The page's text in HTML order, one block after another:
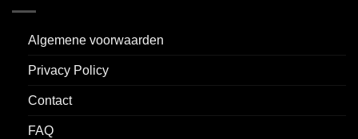
Algemene voorwaarden
Privacy Policy
Contact
FAQ